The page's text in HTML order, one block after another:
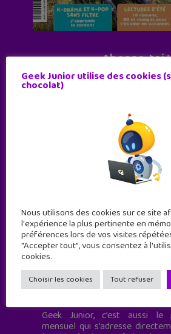
Abonne-toi !
11 numéros par
JE M'ABONNE !
Geek Junior est le premier site
à destination des adolescents.
Geek Junior, c’est aussi le
mensuel qui s’adresse
Geek Junior utilise des cookies
chocolat)
Nous utilisons des cookies sur ce site
l'expérience la plus pertinente en
préférences lors de vos visites
"Accepter tout", vous consentez à
cookies.
Choisir les cookies Tout refuser